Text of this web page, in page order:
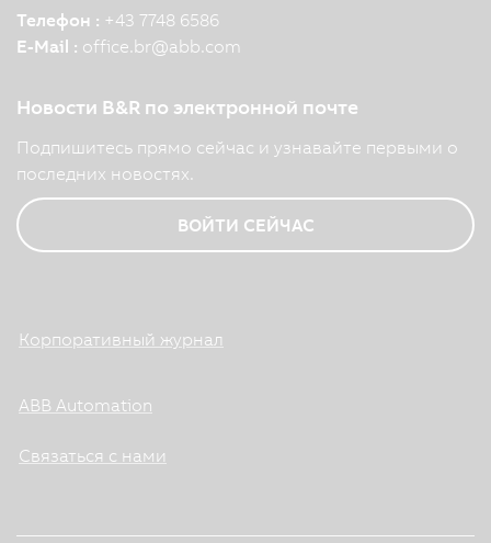
Телефон : +43 7748 6586
E-Mail : office.br@abb.com
Новости B&R по электронной почте
Подпишитесь прямо сейчас и узнавайте первыми о
последних новостях.
ВОЙТИ СЕЙЧАС
Корпоративный журнал
ABB Automation
Связаться с нами